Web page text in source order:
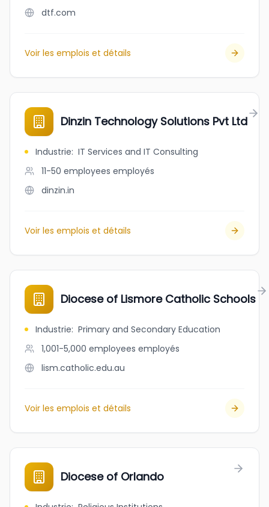
dtf.com
Voir les emplois et détails
Dinzin Technology Solutions Pvt Ltd
Industrie: IT Services and IT Consulting
11-50 employees employés
dinzin.in
Voir les emplois et détails
Diocese of Lismore Catholic Schools
Industrie: Primary and Secondary Education
1,001-5,000 employees employés
lism.catholic.edu.au
Voir les emplois et détails
Diocese of Orlando